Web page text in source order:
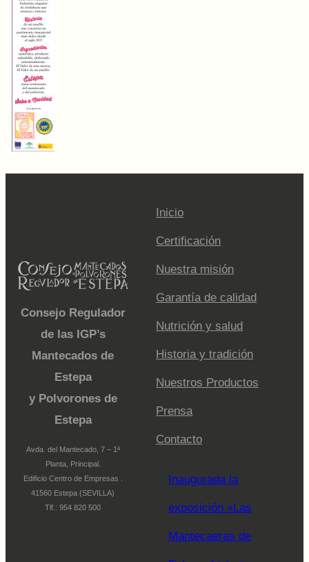
Consejo Regulador
de las IGP’s
Mantecados de
Estepa
y Polvorones de
Estepa
Avda. del Mantecado, 7 – 1ª
Planta, Principal.
Edificio Centro de Empresas .
41560 Estepa (SEVILLA)
Tlf.: 954 820 500
Inicio
Certificación
Nuestra misión
Garantía de calidad
Nutrición y salud
Historia y tradición
Nuestros Productos
Prensa
Contacto
Inaugurada la
exposición «Las
Mantecaeras de